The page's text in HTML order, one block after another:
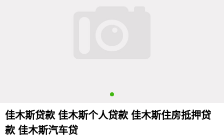
佳木斯贷款 佳木斯个人贷款 佳木斯住房抵押贷
款 佳木斯汽车贷